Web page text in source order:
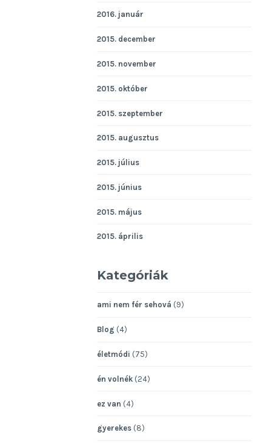
2016. január
2015. december
2015. november
2015. október
2015. szeptember
2015. augusztus
2015. július
2015. június
2015. május
2015. április
Kategóriák
ami nem fér sehová (9)
Blog (4)
életmódi (75)
én volnék (24)
ez van (4)
gyerekes (8)